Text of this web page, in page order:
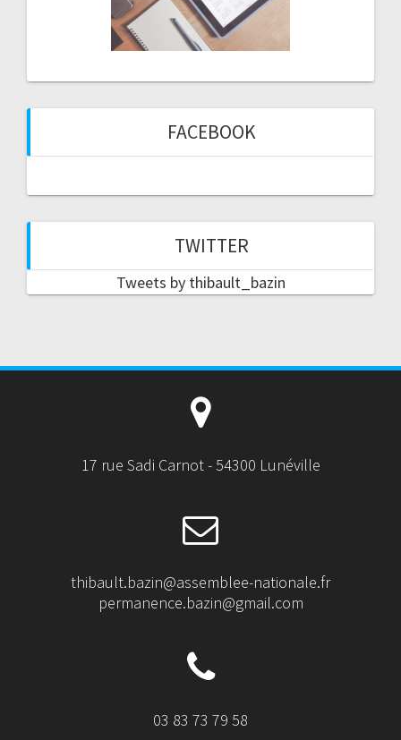
FACEBOOK
TWITTER
Tweets by thibault_bazin
17 rue Sadi Carnot - 54300 Lunéville
thibault.bazin@assemblee-nationale.fr
permanence.bazin@gmail.com
03 83 73 79 58